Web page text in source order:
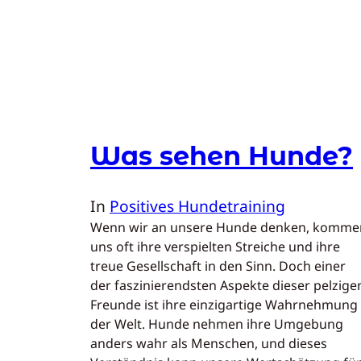
Was sehen Hunde?
In Positives Hundetraining
Wenn wir an unsere Hunde denken,
uns oft ihre verspielten Streiche und ihre
treue Gesellschaft in den Sinn. Doch einer
der faszinierendsten Aspekte dieser
Freunde ist ihre einzigartige Wahrnehmung
der Welt. Hunde nehmen ihre Umgebung
anders wahr als Menschen, und dieses